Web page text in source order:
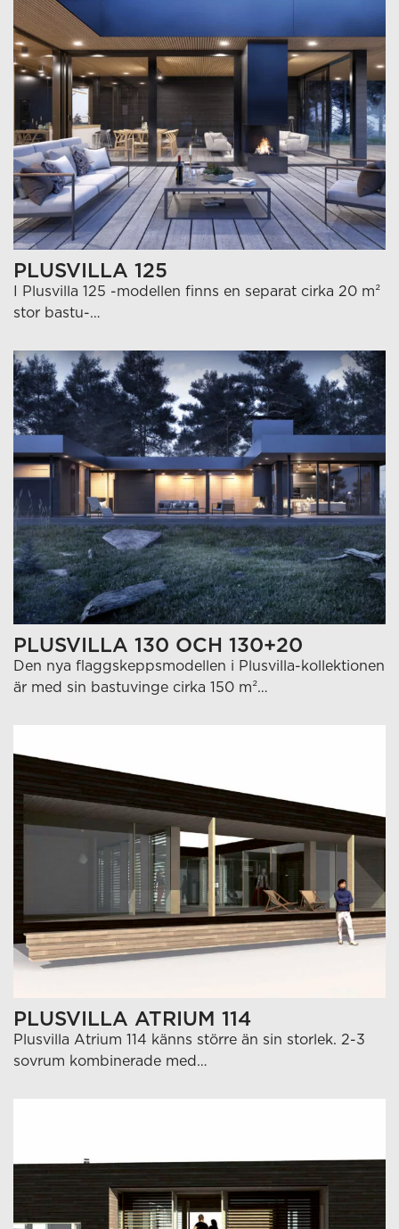
PLUSVILLA 125
I Plusvilla 125 -modellen finns en separat cirka 20 m²
stor bastu-…
PLUSVILLA 130 OCH 130+20
Den nya flaggskeppsmodellen i Plusvilla-kollektionen
är med sin bastuvinge cirka 150 m²…
PLUSVILLA ATRIUM 114
Plusvilla Atrium 114 känns större än sin storlek. 2-3
sovrum kombinerade med…